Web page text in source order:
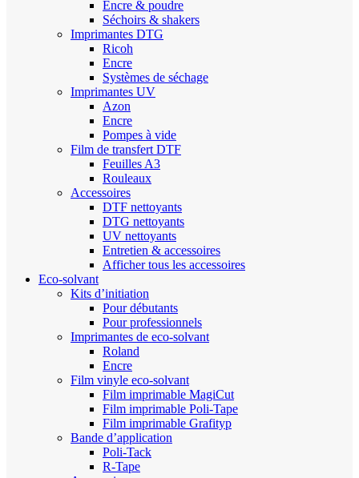
Encre & poudre
Séchoirs & shakers
Imprimantes DTG
Ricoh
Encre
Systèmes de séchage
Imprimantes UV
Azon
Encre
Pompes à vide
Film de transfert DTF
Feuilles A3
Rouleaux
Accessoires
DTF nettoyants
DTG nettoyants
UV nettoyants
Entretien & accessoires
Afficher tous les accessoires
Eco-solvant
Kits d’initiation
Pour débutants
Pour professionnels
Imprimantes de eco-solvant
Roland
Encre
Film vinyle eco-solvant
Film imprimable MagiCut
Film imprimable Poli-Tape
Film imprimable Grafityp
Bande d’application
Poli-Tack
R-Tape